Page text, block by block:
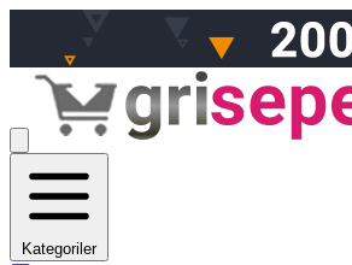
Kategoriler